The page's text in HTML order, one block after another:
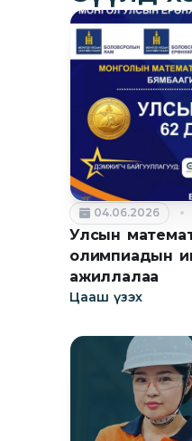
04.06.2026
Улсын
олимпиадын
ажиллалаа
Цааш үзэх